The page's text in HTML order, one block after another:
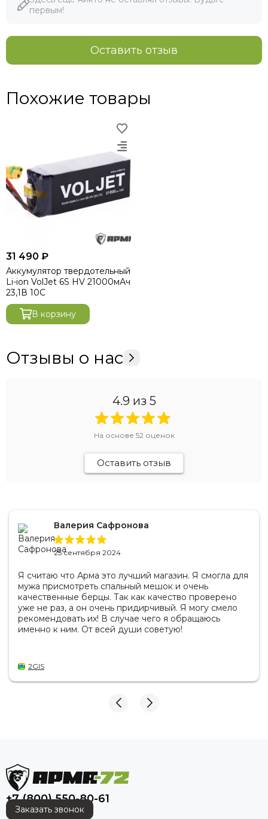
первым!
Оставить отзыв
Похожие товары
31 490 ₽
Аккумулятор твердотельный
Li-ion VolJet 6S HV 21000мАч
23,1В 10C
В корзину
Отзывы о нас
4.9 из 5
На основе 52 оценок
Оставить отзыв
Валерия Сафронова
25 сентября 2024
Я считаю что Арма это лучший магазин. Я смогла для
мужа присмотреть спальный мешок и очень
качественные берцы. Так как качество проверено
уже не раз, а он очень придирчивый. Я могу смело
рекомендовать их! В случае чего я обращаюсь
именно к ним. От всей души советую!
2GIS
+7 (800) 550-80-61
Заказать звонок